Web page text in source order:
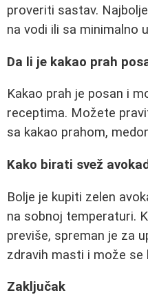
proveriti sastav.
na vodi ili sa minimalno
Da li je kakao prah
Kakao prah je posan i
receptima. Možete
sa kakao prahom,
Kako birati svež
Bolje je kupiti zelen
na sobnoj temperaturi.
previše, spreman je za
zdravih masti i može
Zaključak